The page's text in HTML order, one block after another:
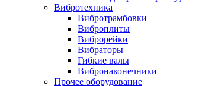
Вибротехника
Вибротрамбовки
Виброплиты
Виброрейки
Вибраторы
Гибкие валы
Вибронаконечники
Прочее оборудование